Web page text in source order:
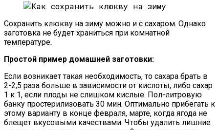
Сохранить клюкву на зиму можно и с сахаром. Однако
заготовка не будет храниться при комнатной
температуре.
Простой пример домашней заготовки:
Если возникает такая необходимость, то сахара брать в
2-2,5 раза больше в зависимости от кислоты, либо сахар
1 к 1, если плоды не слишком кислые. Пол-литровую
банку простерилизовать 30 мин. Оптимально прибегать к
этому варианту в конце февраля, марте, когда ягода не
блещет вкусовыми качествами. Чтобы удалить лишние